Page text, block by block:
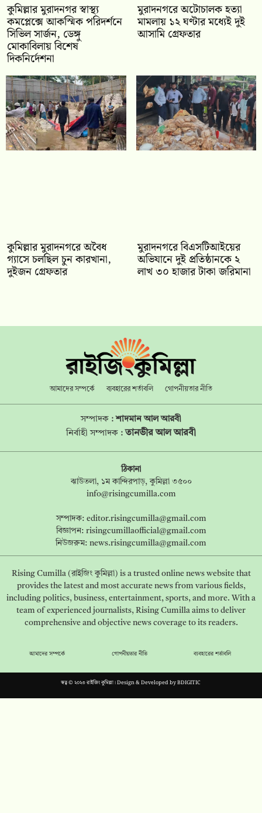
কুমিল্লার মুরাদনগর স্বাস্থ্য
কমপ্লেক্সে আকস্মিক পরিদর্শনে
সিভিল সার্জন, ডেঙ্গু
মোকাবিলায় বিশেষ
দিকনির্দেশনা
মুরাদনগরে অটোচালক হত্যা
মামলায় ১২ ঘণ্টার মধ্যেই দুই
আসামি গ্রেফতার
কুমিল্লার মুরাদনগরে অবৈধ
গ্যাসে চলছিল চুন কারখানা,
দুইজন গ্রেফতার
মুরাদনগরে বিএসটিআইয়ের
অভিযানে দুই প্রতিষ্ঠানকে ২
লাখ ৩০ হাজার টাকা জরিমানা
আমাদের সম্পর্কে ব্যবহারের শর্তাবলি গোপনীয়তার নীতি
সম্পাদক :শাদমান আল আরবী
নির্বাহী সম্পাদক :তানভীর আল আরবী
ঠিকানা
ঝাউতলা, ১ম কান্দিরপাড়, কুমিল্লা ৩৫০০
info@risingcumilla.com
সম্পাদক: editor.risingcumilla@gmail.com
বিজ্ঞাপন: risingcumillaofficial@gmail.com
নিউজরুম: news.risingcumilla@gmail.com
Rising Cumilla (রাইজিং কুমিল্লা) is a trusted online news website that
provides the latest and most accurate news from various fields,
including politics, business, entertainment, sports, and more. With a
team of experienced journalists, Rising Cumilla aims to deliver
comprehensive and objective news coverage to its readers.
আমাদের সম্পর্কে গোপনীয়তার নীতি ব্যবহারের শর্তাবলি
স্বত্ব © ২০২৩ রাইজিং কুমিল্লা। Design & Developed byBDIGITIC